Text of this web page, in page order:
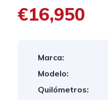
€16,950
Marca:
Modelo:
Quilómetros: